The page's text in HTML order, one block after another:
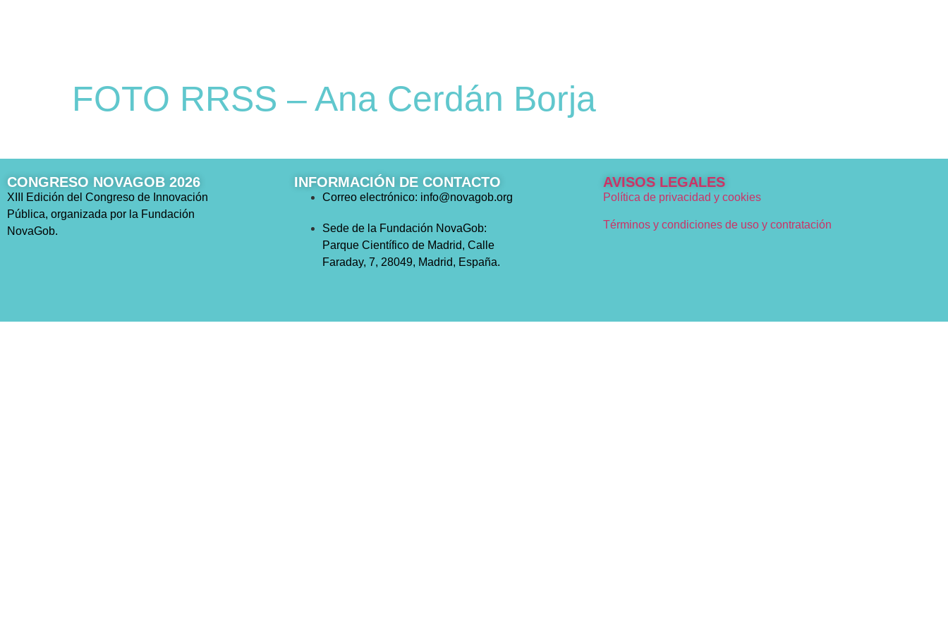
FOTO RRSS – Ana Cerdán Borja
CONGRESO NOVAGOB 2026
XIII Edición del Congreso de Innovación
Pública, organizada por la Fundación
NovaGob.
INFORMACIÓN DE CONTACTO
Correo electrónico: info@novagob.org
Sede de la Fundación NovaGob:
Parque Científico de Madrid, Calle
Faraday, 7, 28049, Madrid, España.
AVISOS LEGALES
Política de privacidad y cookies
Términos y condiciones de uso y contratación